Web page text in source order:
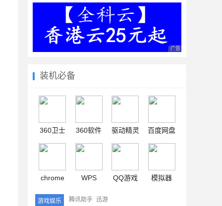
广告 商业广告，理性
装机必备
360卫士 360软件 驱动精灵 百度网盘
chrome WPS QQ游戏 模拟器
游戏娱乐 腾讯助手 迅游